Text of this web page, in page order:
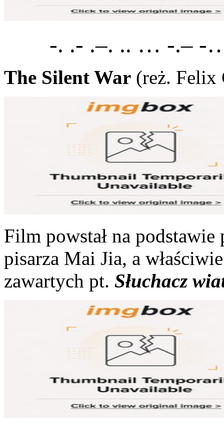
-. .- .–. .. … -.–
The Silent War (reż. Felix
Film powstał na
pisarza Mai Jia, a
zawartych pt. Słuchacz